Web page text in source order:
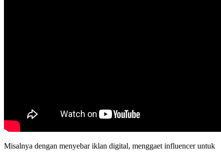
Misalnya dengan menyebar iklan digital, menggaet influencer untuk